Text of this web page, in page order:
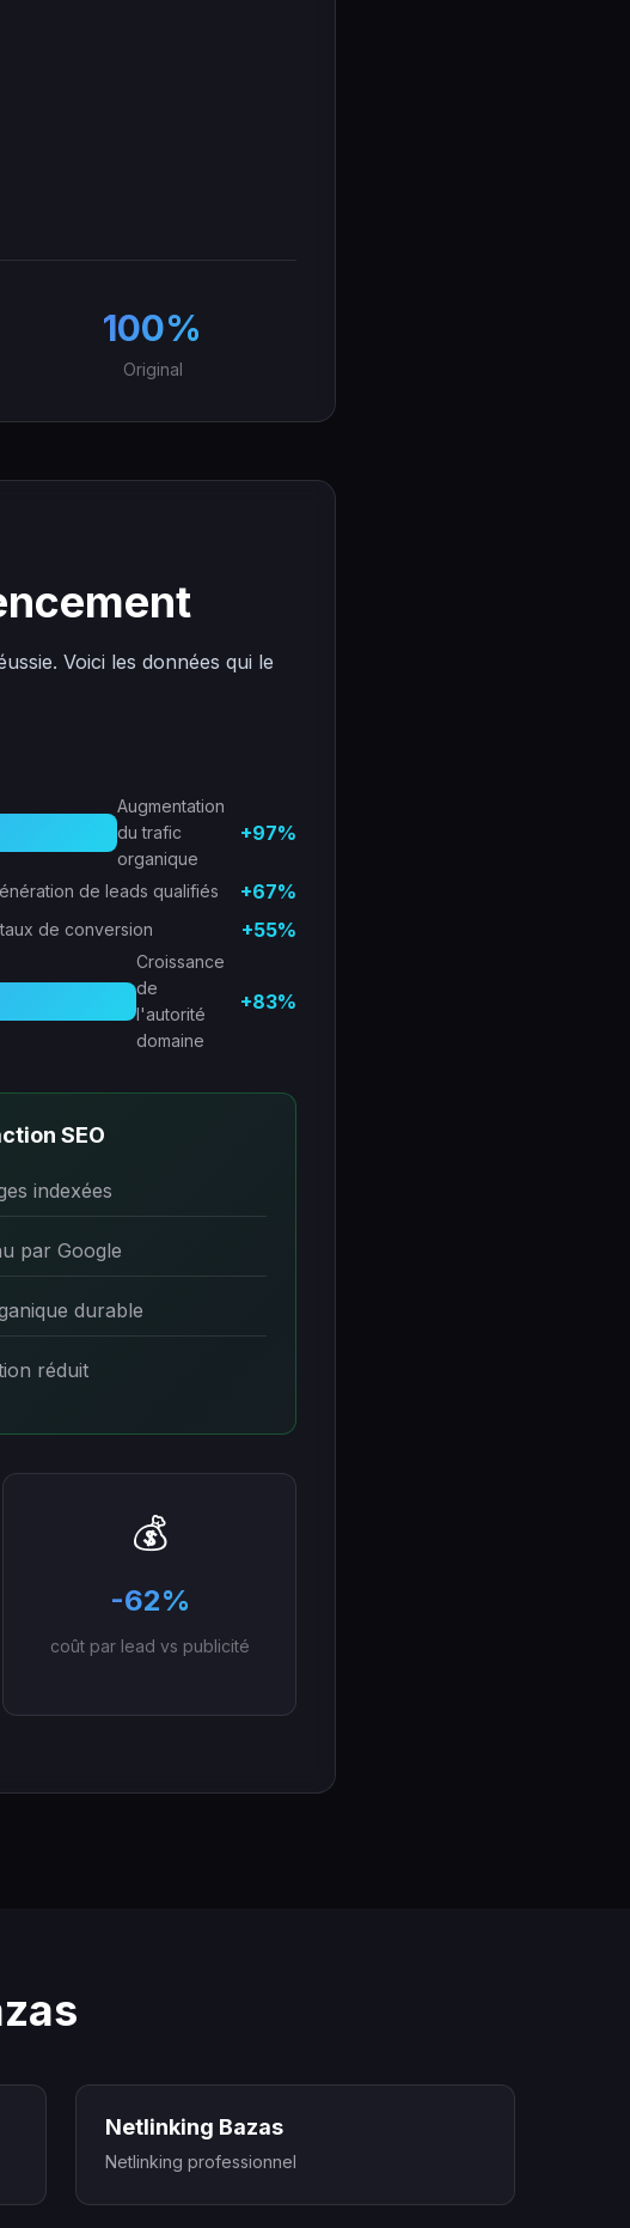
100%
Original
Voici les données qui le
Augmentation
du trafic
organique
+97%
de leads qualifiés +67%
de conversion +55%
Croissance
de
l'autorité
domaine
+83%
SEO
indexées
par Google
durable
réduit
💰
-62%
coût par lead vs publicité
Netlinking Bazas
Netlinking professionnel